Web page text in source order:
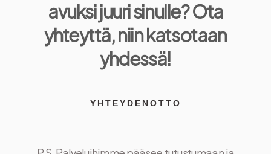
avuksi juuri sinulle? Ota
yhteyttä, niin katsotaan
yhdessä!
YHTEYDENOTTO